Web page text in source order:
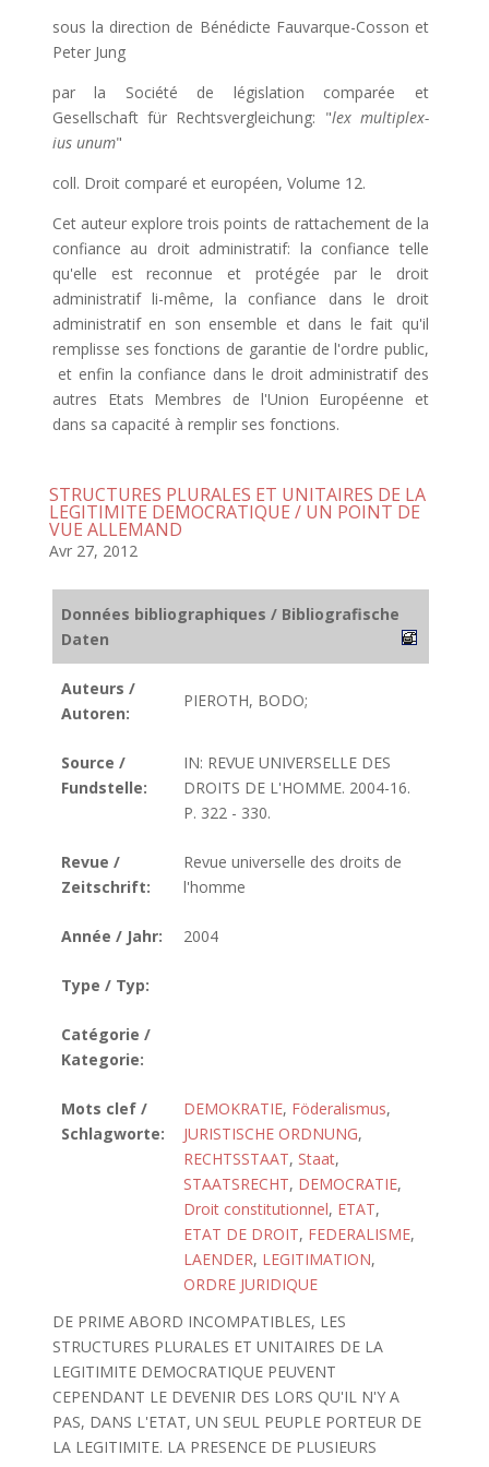
sous la direction de Bénédicte Fauvarque-Cosson et
Peter Jung
par la Société de législation comparée et
Gesellschaft für Rechtsvergleichung: "lex multiplex-
ius unum"
coll. Droit comparé et européen, Volume 12.
Cet auteur explore trois points de rattachement de la
confiance au droit administratif: la confiance telle
qu'elle est reconnue et protégée par le droit
administratif li-même, la confiance dans le droit
administratif en son ensemble et dans le fait qu'il
remplisse ses fonctions de garantie de l'ordre public,
et enfin la confiance dans le droit administratif des
autres Etats Membres de l'Union Européenne et
dans sa capacité à remplir ses fonctions.
STRUCTURES PLURALES ET UNITAIRES DE LA
LEGITIMITE DEMOCRATIQUE / UN POINT DE
VUE ALLEMAND
Avr 27, 2012
Données bibliographiques / Bibliografische
Daten
Auteurs /
Autoren:
PIEROTH, BODO;
Source /
Fundstelle:
IN: REVUE UNIVERSELLE DES
DROITS DE L'HOMME. 2004-16.
P. 322 - 330.
Revue /
Zeitschrift:
Revue universelle des droits de
l'homme
Année / Jahr: 2004
Type / Typ:
Catégorie /
Kategorie:
Mots clef /
Schlagworte:
DEMOKRATIE, Föderalismus,
JURISTISCHE ORDNUNG,
RECHTSSTAAT, Staat,
STAATSRECHT, DEMOCRATIE,
Droit constitutionnel, ETAT,
ETAT DE DROIT, FEDERALISME,
LAENDER, LEGITIMATION,
ORDRE JURIDIQUE
DE PRIME ABORD INCOMPATIBLES, LES
STRUCTURES PLURALES ET UNITAIRES DE LA
LEGITIMITE DEMOCRATIQUE PEUVENT
CEPENDANT LE DEVENIR DES LORS QU'IL N'Y A
PAS, DANS L'ETAT, UN SEUL PEUPLE PORTEUR DE
LA LEGITIMITE. LA PRESENCE DE PLUSIEURS